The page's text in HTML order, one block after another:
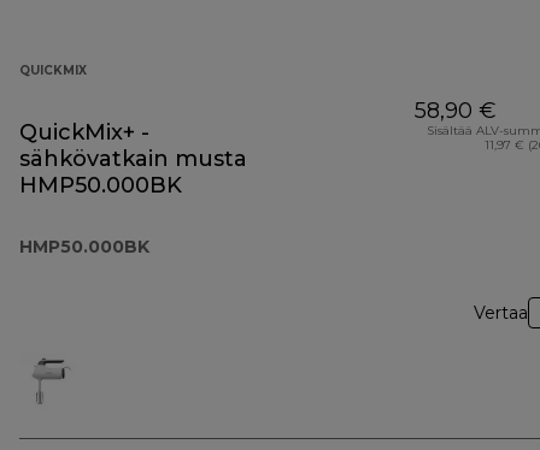
QUICKMIX
QuickMix+ -
sähkövatkain musta
HMP50.000BK
HMP50.000BK
58,90 €
Sisältää ALV-
11,97 €
Vertaa